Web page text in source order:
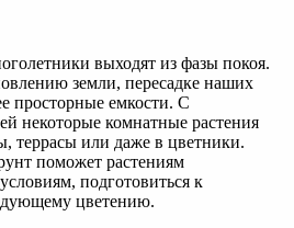
выходят из фазы покоя.
земли, пересадке наших
просторные емкости. С
некоторые комнатные растения
террасы или даже в цветники.
поможет растениям
подготовиться к
цветению.